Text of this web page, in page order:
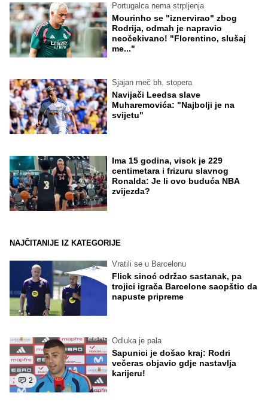
Portugalca nema strpljenja
Mourinho se "iznervirao" zbog
Rodrija, odmah je napravio
neočekivano! "Florentino, slušaj
me..."
Sjajan meč bh. stopera
Navijači Leedsa slave
Muharemovića: "Najbolji je na
svijetu"
Ima 15 godina, visok je 229
centimetara i frizuru slavnog
Ronalda: Je li ovo buduća NBA
zvijezda?
NAJČITANIJE IZ KATEGORIJE
Vratili se u Barcelonu
Flick sinoć održao sastanak, pa
trojici igrača Barcelone saopštio da
napuste pripreme
2
Odluka je pala
Sapunici je došao kraj: Rodri
večeras objavio gdje nastavlja
karijeru!